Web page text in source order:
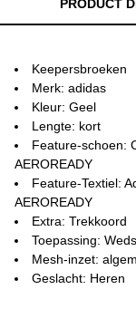
PRODUCT
Keepersbroeken
Merk: adidas
Kleur: Geel
Lengte: kort
Feature-schoen:
AEROREADY
Feature-Textiel:
AEROREADY
Extra: Trekkoord
Toepassing:
Mesh-inzet:
Geslacht: Heren